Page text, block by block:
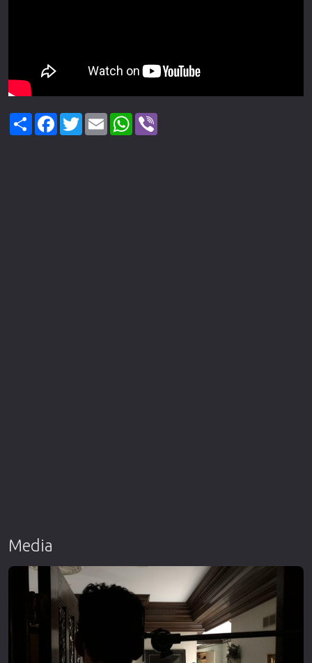
ShareFacebook
TwitterEmail WhatsApp
Media